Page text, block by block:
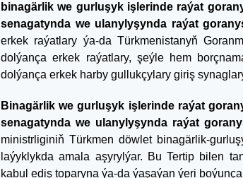
binagärlik we gurluşyk işlerinde raýat
senagatynda we ulanylyşynda raýat
erkek raýatlary ýa-da Türkmenistanyň
dolýança erkek raýatlary, şeýle hem
dolýança erkek harby gullukçylary giriş
Binagärlik we gurluşyk işlerinde raýat
senagatynda we ulanylyşynda raýat
ministrliginiň Türkmen döwlet binagärlik-
laýyklykda amala aşyrylýar. Bu Tertip bilen
kabul ediş toparyna ýa-da ýaşaýan ýeri